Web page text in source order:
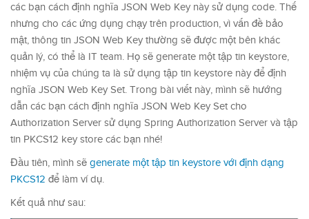
các bạn cách định nghĩa JSON Web Key này sử dụng code. Thế
nhưng cho các ứng dụng chạy trên production, vì vấn đề bảo
mật, thông tin JSON Web Key thường sẽ được một bên khác
quản lý, có thể là IT team. Họ sẽ generate một tập tin keystore,
nhiệm vụ của chúng ta là sử dụng tập tin keystore này để định
nghĩa JSON Web Key Set. Trong bài viết này, mình sẽ hướng
dẫn các bạn cách định nghĩa JSON Web Key Set cho
Authorization Server sử dụng Spring Authorization Server và tập
tin PKCS12 key store các bạn nhé!
Đầu tiên, mình sẽ generate một tập tin keystore với định dạng
PKCS12 để làm ví dụ.
Kết quả như sau: